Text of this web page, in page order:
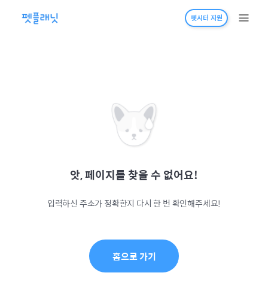
펫시터 지원
앗, 페이지를 찾을 수 없어요!
입력하신 주소가 정확한지 다시 한 번 확인해주세요!
홈으로 가기